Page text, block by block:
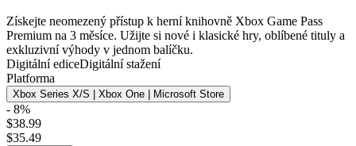
Získejte neomezený přístup k herní knihovně Xbox Game Pass
Premium na 3 měsíce. Užijte si nové i klasické hry, oblíbené tituly a
exkluzivní výhody v jednom balíčku.
Digitální ediceDigitální stažení
Platforma
Xbox Series X/S | Xbox One | Microsoft Store
- 8%
$38.99
$35.49